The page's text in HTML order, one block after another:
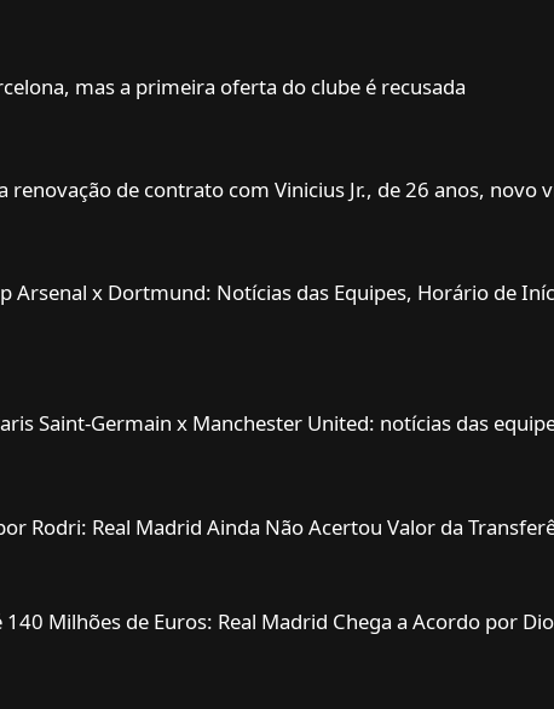
mas a primeira oferta do clube é recusada
renovação de contrato com Vinicius Jr., de 26 anos, novo
Arsenal x Dortmund: Notícias das Equipes, Horário de
Saint-Germain x Manchester United: notícias das
Rodri: Real Madrid Ainda Não Acertou Valor da
140 Milhões de Euros: Real Madrid Chega a Acordo por